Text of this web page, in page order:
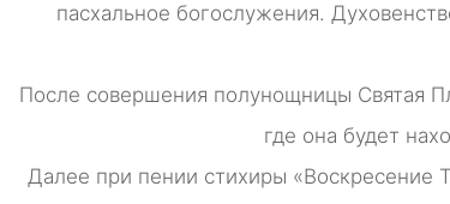
пасхальное богослужения.
После совершения полунощницы Святая
где она будет
Далее при пении стихиры «Воскресение